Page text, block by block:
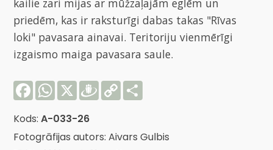
kailie zari mijas ar mūžzaļajām eglēm un
priedēm, kas ir raksturīgi dabas takas "Rīvas
loki" pavasara ainavai. Teritoriju vienmērīgi
izgaismo maiga pavasara saule.
FacebookWhatsApp
X Draugiem
Copy
Link
Kods:A-033-26
Fotogrāfijas autors: Aivars Gulbis